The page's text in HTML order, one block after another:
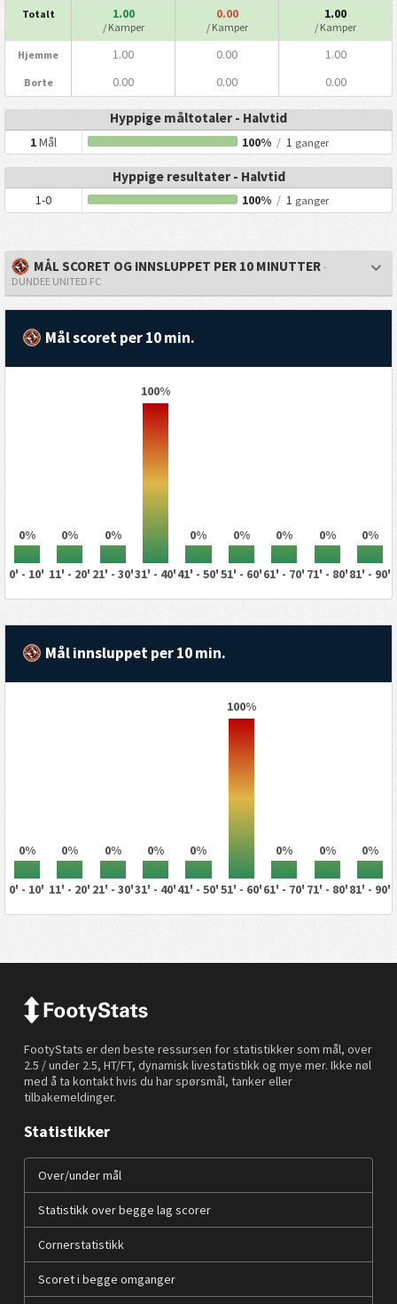
Totalt 1.00
/ Kamper
0.00
/ Kamper
1.00
/ Kamper
Hjemme 1.00 0.00 1.00
Borte 0.00 0.00 0.00
Hyppige måltotaler - Halvtid
1Mål 100% / 1 ganger
Hyppige resultater - Halvtid
1-0 100% / 1 ganger
MÅL SCORET OG INNSLUPPET PER 10 MINUTTER -
DUNDEE UNITED FC
Mål scoret per 10 min.
0% 0% 0%
100%
0% 0% 0% 0% 0%
0' - 10' 11' - 20' 21' - 30'31' - 40'41' - 50'51' - 60'61' - 70' 71' - 80'81' - 90'
Mål innsluppet per 10 min.
0% 0% 0% 0% 0%
100%
0% 0% 0%
0' - 10' 11' - 20' 21' - 30'31' - 40'41' - 50'51' - 60'61' - 70' 71' - 80'81' - 90'
FootyStats er den beste ressursen for statistikker som mål, over
2.5 / under 2.5, HT/FT, dynamisk livestatistikk og mye mer. Ikke nøl
med å ta kontakt hvis du har spørsmål, tanker eller
tilbakemeldinger.
Statistikker
Over/under mål
Statistikk over begge lag scorer
Cornerstatistikk
Scoret i begge omganger